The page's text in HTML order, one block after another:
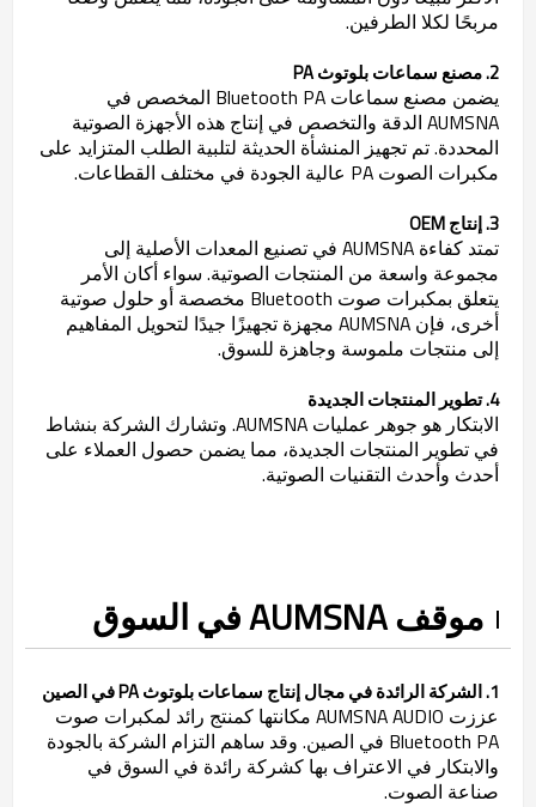
مربحًا لكلا الطرفين.
2. مصنع سماعات بلوتوث PA
يضمن مصنع سماعات Bluetooth PA المخصص في
AUMSNA الدقة والتخصص في إنتاج هذه الأجهزة الصوتية
المحددة. تم تجهيز المنشأة الحديثة لتلبية الطلب المتزايد على
مكبرات الصوت PA عالية الجودة في مختلف القطاعات.
3. إنتاج OEM
تمتد كفاءة AUMSNA في تصنيع المعدات الأصلية إلى
مجموعة واسعة من المنتجات الصوتية. سواء أكان الأمر
يتعلق بمكبرات صوت Bluetooth مخصصة أو حلول صوتية
أخرى، فإن AUMSNA مجهزة تجهيزًا جيدًا لتحويل المفاهيم
إلى منتجات ملموسة وجاهزة للسوق.
4. تطوير المنتجات الجديدة
الابتكار هو جوهر عمليات AUMSNA. وتشارك الشركة بنشاط
في تطوير المنتجات الجديدة، مما يضمن حصول العملاء على
أحدث وأحدث التقنيات الصوتية.
موقف AUMSNA في السوق
1. الشركة الرائدة في مجال إنتاج سماعات بلوتوث PA في الصين
عززت AUMSNA AUDIO مكانتها كمنتج رائد لمكبرات صوت
Bluetooth PA في الصين. وقد ساهم التزام الشركة بالجودة
والابتكار في الاعتراف بها كشركة رائدة في السوق في
صناعة الصوت.